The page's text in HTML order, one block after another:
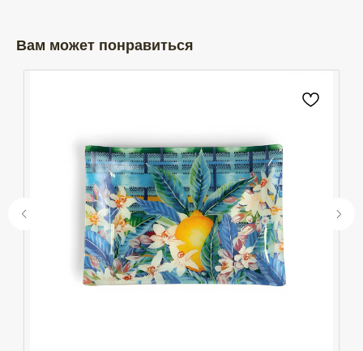
Вам может понравиться